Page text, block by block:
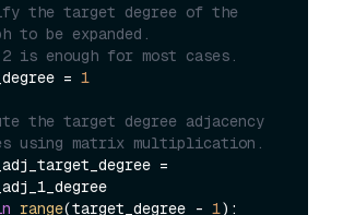
the target degree of the
to be expanded.
is enough for most cases.
= 1
the target degree adjacency
using matrix multiplication.
=
range(target_degree - 1):